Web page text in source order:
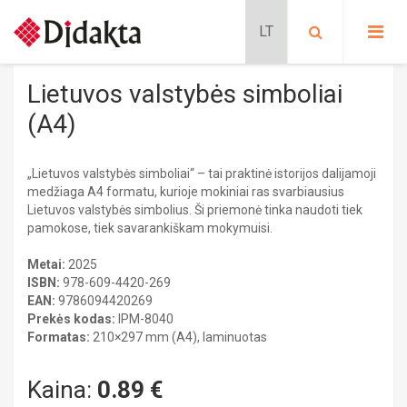
Lavinančios kortelės
Schubi ToGo kortelės
Lavinančios priemonės
Nikitino sistema
Stalo žaidimai
Dėlionės
Edukaciniai leidiniai
Pratybų sąsiuviniai
Dalijamoji medžiaga
Sieniniai žemėlapiai
PRATYBŲ SĄSIUVINIAI
METODINĖS PRIEMONĖS
MOKOMIEJI PLAKATAI
DALIJAMOJI MEDŽIAGA
PAPILDOMOS PRIEMONĖS
SIENINIAI ŽEMĖLAPIAI
GAUBLIAI
FILMAI
ATMINTINĖS
BIOLOGIJA
PASIRINKITE KATEGORIJĄ:
PROGIMNAZIJA
CHEMIJA
FIZIKA
GEOGRAFIJA
Lietuvos valstybės simboliai
(A4)
„Lietuvos valstybės simboliai“ – tai praktinė istorijos dalijamoji
medžiaga A4 formatu, kurioje mokiniai ras svarbiausius
Lietuvos valstybės simbolius. Ši priemonė tinka naudoti tiek
pamokose, tiek savarankiškam mokymuisi.
Metai: 2025
ISBN: 978-609-4420-269
EAN: 9786094420269
Prekės kodas: IPM-8040
Formatas: 210×297 mm (A4), laminuotas
Kaina: 0.89 €